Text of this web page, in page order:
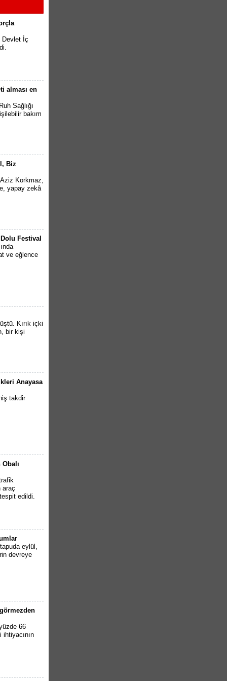
Devlet İç
alması en
Sağlığı
bakım
Biz
Korkmaz,
yapay zekâ
Festival
ve eğlence
Kırık içki
bir kişi
Anayasa
takdir
araç
edildi.
eylül,
devreye
66